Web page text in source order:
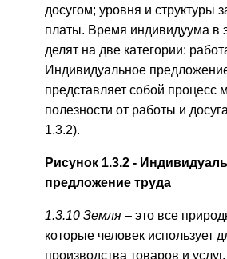
досугом; уровня и структуры
платы. Время индивидуума в
делят на две категории:
Индивидуальное
представляет собой процесс
полезности от работы и
1.3.2).
Рисунок 1.3.2 ‑
предложение труда
1.3.10 Земля – это все
которые человек использует
производства товаров и услуг.